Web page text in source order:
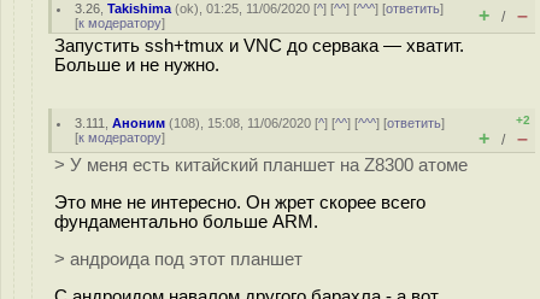
3.26 ,Takishima (ok), 01:25, 11/06/2020 [^] [^^] [^^^] [ответить]
[к модератору] + / –
Запустить ssh+tmux и VNC до сервака — хватит.
Больше и не нужно.
3.111 ,Аноним (108), 15:08, 11/06/2020 [^] [^^] [^^^] [ответить]
[к модератору]
+2
+ / –
> У меня есть китайский планшет на Z8300 атоме
Это мне не интересно. Он жрет скорее всего
фундаментально больше ARM.
> андроида под этот планшет